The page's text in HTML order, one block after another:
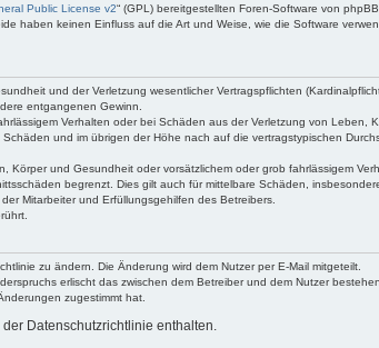
Public License v2“ (GPL) bereitgestellten Foren-Software von
haben keinen Einfluss auf die Art und Weise, wie die Software
und der Verletzung wesentlicher Vertragspflichten
entgangenen Gewinn.
Verhalten oder bei Schäden aus der Verletzung von Leben,
und im übrigen der Höhe nach auf die vertragstypischen
und Gesundheit oder vorsätzlichem oder grob fahrlässigem
begrenzt. Dies gilt auch für mittelbare Schäden,
Mitarbeiter und Erfüllungsgehilfen des Betreibers.
zu ändern. Die Änderung wird dem Nutzer per E-Mail mitgeteilt.
erlischt das zwischen dem Betreiber und dem Nutzer
zugestimmt hat.
Datenschutzrichtlinie enthalten.